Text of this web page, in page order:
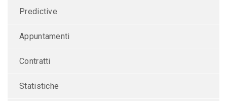
Predictive
Appuntamenti
Contratti
Statistiche